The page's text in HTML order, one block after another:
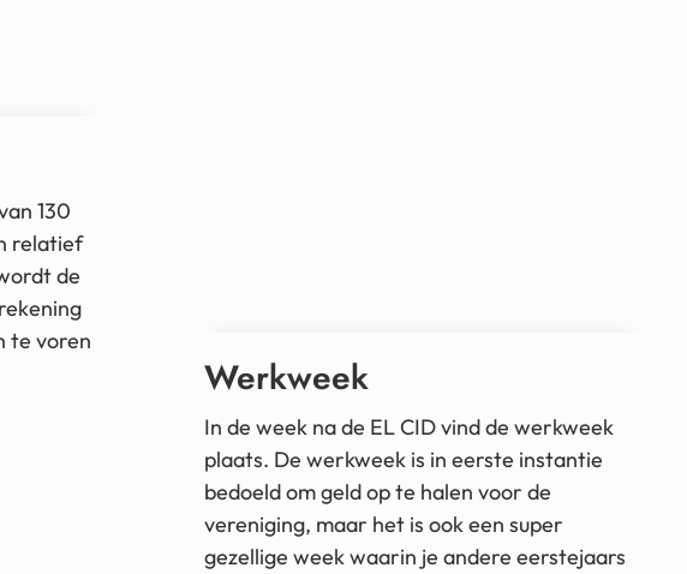
130
relatief
de
te voren
Werkweek
In de week na de EL CID vind de werkweek
plaats. De werkweek is in eerste instantie
bedoeld om geld op te halen voor de
vereniging, maar het is ook een super
gezellige week waarin je andere eerstejaars